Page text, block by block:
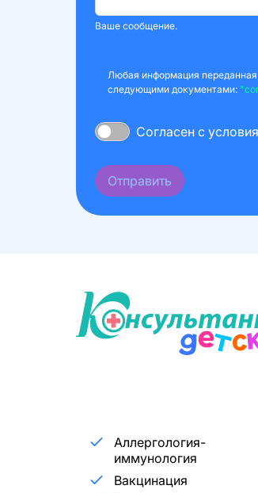
Ваше сообщение.
Любая информация переданная
следующими документами:
Согласен с
Отправить
Аллергология-
иммунология
Вакцинация